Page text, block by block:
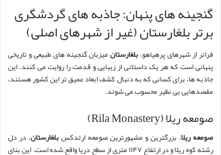
گنجینه های پنهان: جاذبه های گردشگری
برتر بلغارستان (غیر از شهرهای اصلی)
فراتر از شهرهای پرهیاهو،بلغارستانمیزبان گنجینه های طبیعی و تاریخی
پنهانی است که هر یک داستانی از زیبایی و قدمت را روایت می کنند. این
جاذبه ها، برای کسانی که به دنبال کشف ابعاد عمیق تر این کشور هستند،
مقصدهایی بی نظیر محسوب می شوند.
صومعه ریلا (Rila Monastery)
صومعه ریلا، بزرگترین و مشهورترین صومعه ارتدکسبلغارستان، در دل
رشته کوه ریلا و در ارتفاع ۱۱۴۷ متری از سطح دریا واقع شده است. این بنای